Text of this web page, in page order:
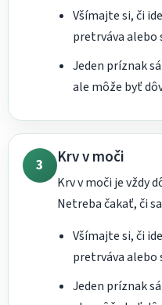
Všímajte si, či
pretrváva alebo
Jeden príznak
ale môže byť
3 Krv v moči
Krv v moči je vždy
Netreba čakať, či
Všímajte si, či
pretrváva alebo
Jeden príznak